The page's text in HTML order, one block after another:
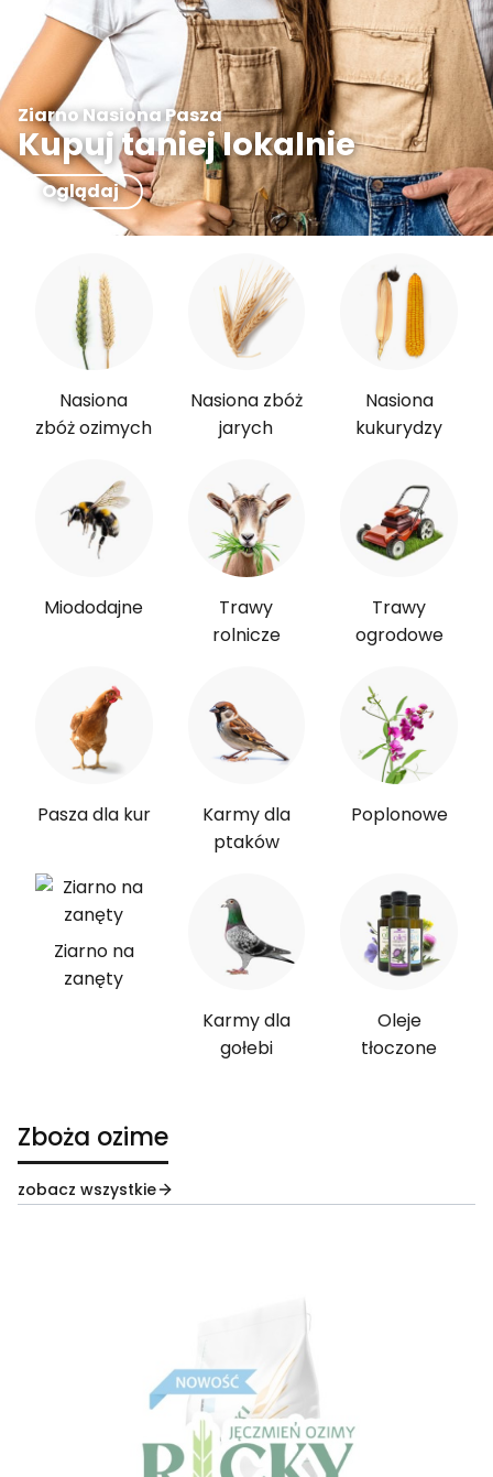
Ziarno Nasiona Pasza
Kupuj taniej lokalnie
Oglądaj
Nasiona
zbóż ozimych
Nasiona zbóż
jarych
Nasiona
kukurydzy
Miododajne
Trawy
rolnicze
Trawy
ogrodowe
Pasza dla kur
Karmy dla
ptaków
Poplonowe
Ziarno na
zanęty
Karmy dla
gołebi
Oleje
tłoczone
Zboża ozime
zobacz wszystkie